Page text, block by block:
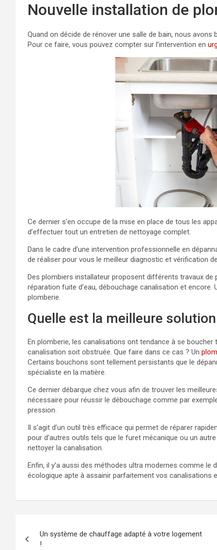
Nouvelle installation de
Quand on décide de rénover une salle de bain, nous avons
Pour ce faire, vous pouvez compter sur l’intervention en
Ce dernier s’en occupe de la mise en place de tous les
d’effectuer tout un entretien de nettoyage complet.
Dans le cadre d’une intervention professionnelle en
de réaliser pour vous le meilleur diagnostic et vérification
Des plombiers installateur proposent différents travaux de
réparation fuite d’eau, débouchage canalisation et
plomberie.
Quelle est la meilleure
En plomberie, les canalisations ont tendance à se
canalisation soit obstruée. Que faire dans ce cas ? Un
Certains bouchons sont tellement persistants que le
spécialiste en la matière.
Ce dernier débarque chez vous afin de trouver les
nécessaire pour réussir le débouchage comme par
pression.
Il s’agit d’un outil très efficace qui permet de réparer
pour d’autres outils tels que le furet mécanique ou un
nettoyer la canalisation.
Enfin, il y’a aussi des méthodes ultra modernes comme le
écologique apte à assainir parfaitement vos canalisations
de
Un système de chauffage adapté à votre logement
!